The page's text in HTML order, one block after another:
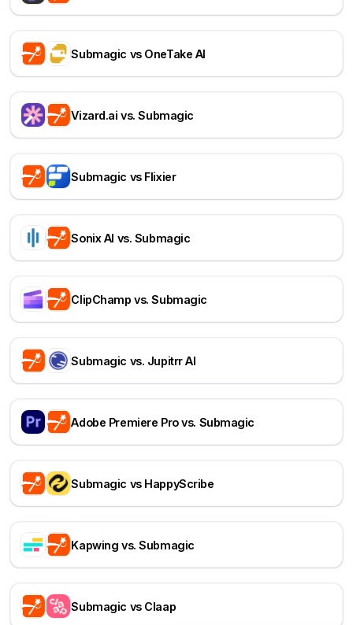
Submagic vs OneTake AI
Vizard.ai vs. Submagic
Submagic vs Flixier
Sonix AI vs. Submagic
ClipChamp vs. Submagic
Submagic vs. Jupitrr AI
Adobe Premiere Pro vs. Submagic
Submagic vs HappyScribe
Kapwing vs. Submagic
Submagic vs Claap